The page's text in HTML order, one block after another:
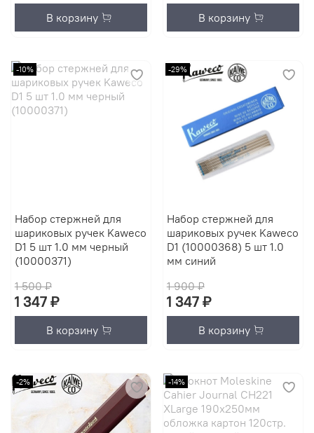
В корзину В корзину
-10%
Набор стержней для
шариковых ручек Kaweco
D1 5 шт 1.0 мм черный
(10000371)
1 500 ₽
1 347 ₽
В корзину
-29%
Набор стержней для
шариковых ручек Kaweco
D1 (10000368) 5 шт 1.0
мм синий
1 900 ₽
1 347 ₽
В корзину
-2% -14%